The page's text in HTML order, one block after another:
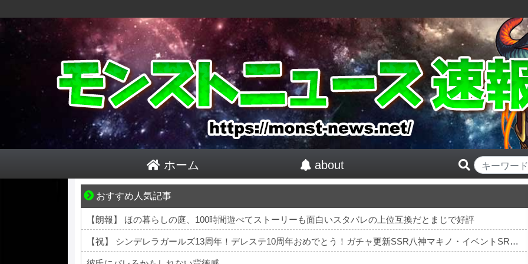
ホーム about
おすすめ人気記事
ゾッとして、ほろりとする奇妙な物語。
【朗報】 ほの暮らしの庭、100時間遊べてストーリーも面白いスタバレの上位互換だとまじで好評
【祝】 シンデレラガールズ13周年！デレステ10周年おめでとう！ガチャ更新SSR八神マキノ・イベントSRイヴ、SR望月聖！